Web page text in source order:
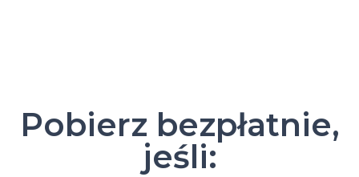
Pobierz bezpłatnie,
jeśli: